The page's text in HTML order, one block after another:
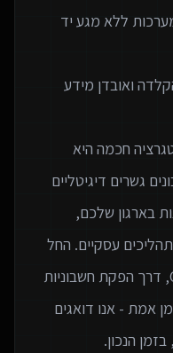
ללא מגע יד
ואובדן מידע
חכמה היא
גשרים דיגיטליים
בארגון שלכם,
עסקיים. החל
מסנכרון לידים בין האתר ל-CRM, דרך הפקת חשבוניות
אמת - אנו דואגים
הנכון.